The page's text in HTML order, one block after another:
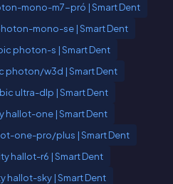
mono-m7-pró | Smart Dent
mono-se | Smart Dent
photon-s | Smart Dent
photon/w3d | Smart Dent
ultra-dlp | Smart Dent
hallot-one | Smart Dent
one-pro/plus | Smart Dent
hallot-r6 | Smart Dent
hallot-sky | Smart Dent